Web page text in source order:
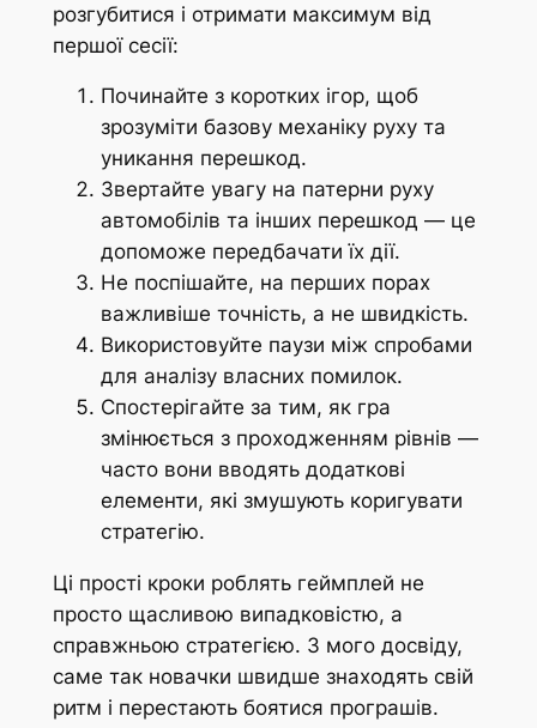
розгубитися і отримати максимум від
першої сесії:
Починайте з коротких ігор, щоб
зрозуміти базову механіку руху та
уникання перешкод.
Звертайте увагу на патерни руху
автомобілів та інших перешкод — це
допоможе передбачати їх дії.
Не поспішайте, на перших порах
важливіше точність, а не швидкість.
Використовуйте паузи між спробами
для аналізу власних помилок.
Спостерігайте за тим, як гра
змінюється з проходженням рівнів —
часто вони вводять додаткові
елементи, які змушують коригувати
стратегію.
Ці прості кроки роблять геймплей не
просто щасливою випадковістю, а
справжньою стратегією. З мого досвіду,
саме так новачки швидше знаходять свій
ритм і перестають боятися програшів.